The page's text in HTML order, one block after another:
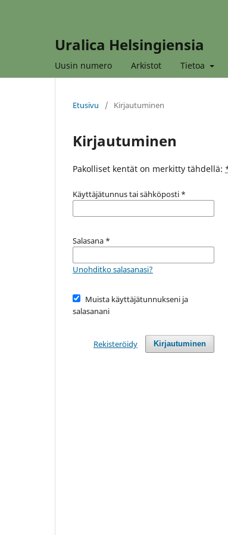
Uralica Helsingiensia
Uusin numero Arkistot Tietoa
Etusivu / Kirjautuminen
Kirjautuminen
Pakolliset kentät on merkitty tähdellä:
Käyttäjätunnus tai sähköposti *
Salasana *
Unohditko salasanasi?
Muista käyttäjätunnukseni ja
salasanani
Kirjautuminen
Rekisteröidy